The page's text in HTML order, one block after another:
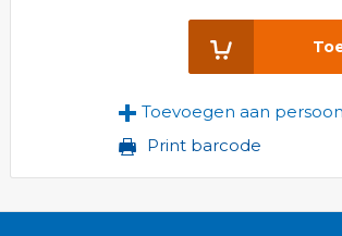
Toevoegen aan
Print barcode